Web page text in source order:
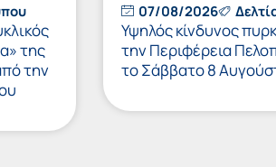
της
την
07/08/2026
Υψηλός κίνδυνος
την Περιφέρεια
το Σάββατο 8